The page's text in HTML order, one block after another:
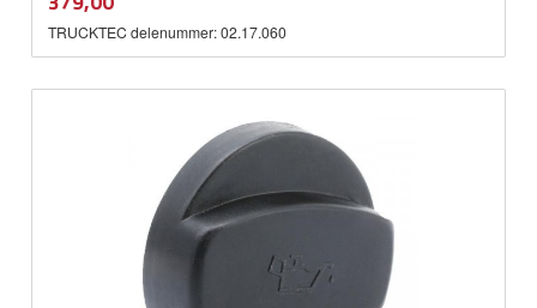
mva.
TRUCKTEC delenummer: 02.17.060